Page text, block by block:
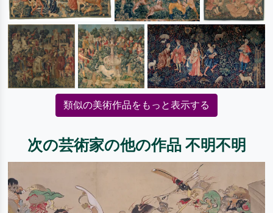
類似の美術作品をもっと表示する
次の芸術家の他の作品 不明不明